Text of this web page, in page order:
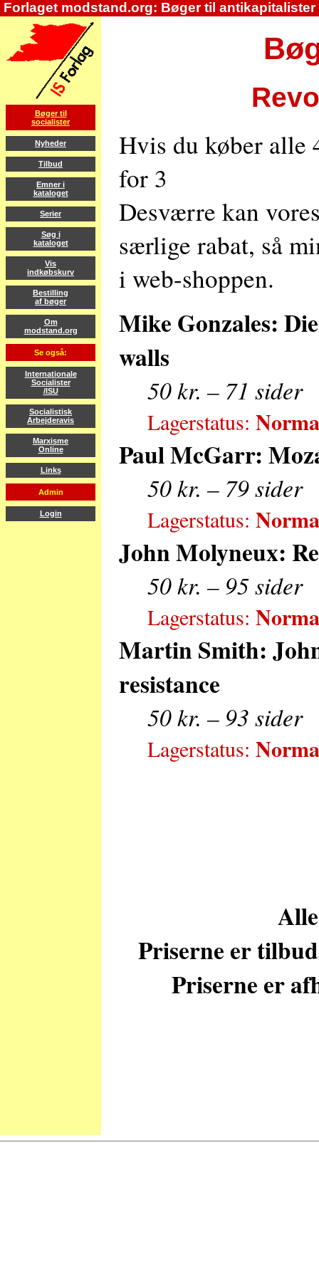
Forlaget modstand.org: Bøger til antikapitalister
Bøger til
socialister
Nyheder
Tilbud
Emner i
kataloget
Serier
Søg i
kataloget
Vis
indkøbskurv
Bestilling
af bøger
Om
modstand.org
Se også:
Internationale
Socialister
/ISU
Socialistisk
Arbejderavis
Marxisme
Online
Links
Admin
Login
Hvis du køber alle
for 3
Desværre kan
særlige rabat, så
i web-shoppen.
Mike Gonzales:
walls
50 kr. – 71 sider
Lagerstatus:
Paul McGarr:
50 kr. – 79 sider
Lagerstatus:
John Molyneux:
50 kr. – 95 sider
Lagerstatus:
Martin Smith:
resistance
50 kr. – 93 sider
Lagerstatus:
Priserne er
Priserne er